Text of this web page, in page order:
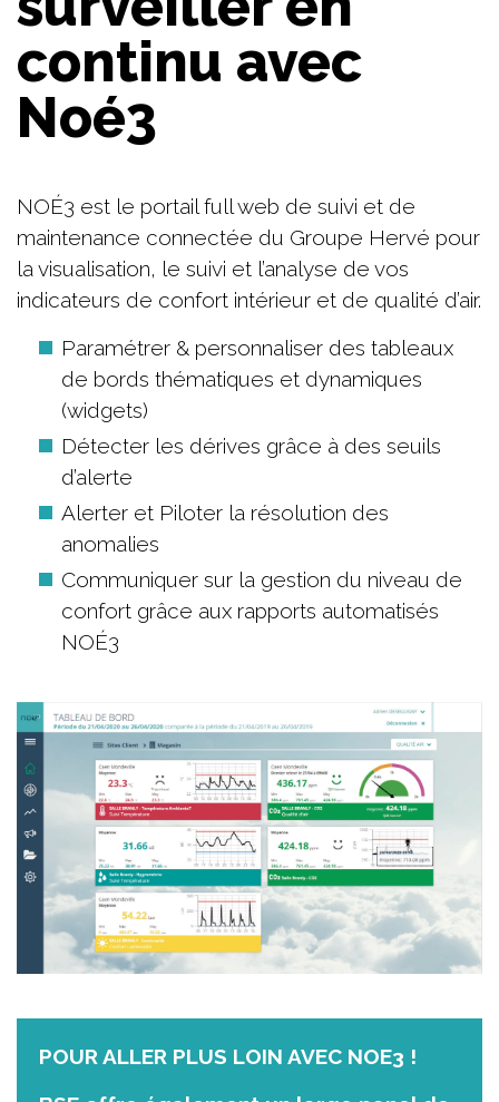
continu avec
Noé3
NOÉ3 est le portail full web de suivi et de
maintenance connectée du Groupe Hervé pour
la visualisation, le suivi et l’analyse de vos
indicateurs de confort intérieur et de qualité d’air.
Paramétrer & personnaliser des tableaux
de bords thématiques et dynamiques
(widgets)
Détecter les dérives grâce à des seuils
d’alerte
Alerter et Piloter la résolution des
anomalies
Communiquer sur la gestion du niveau de
confort grâce aux rapports automatisés
NOÉ3
POUR ALLER PLUS LOIN AVEC NOE3 !